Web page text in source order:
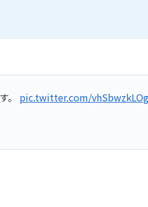
。 pic.twitter.com/vhSbwzkLOg